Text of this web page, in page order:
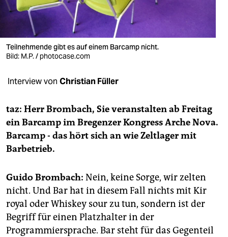
verlag
veranstaltungen
fragen & hilfe
unterstützen
abo
genossenschaft
Teilnehmende gibt es auf einem Barcamp nicht.
Bild: M.P. / photocase.com
Interview von Christian Füller
taz: Herr Brombach, Sie veranstalten ab Freitag
ein Barcamp im Bregenzer Kongress Arche Nova.
Barcamp - das hört sich an wie Zeltlager mit
Barbetrieb.
Guido Brombach: Nein, keine Sorge, wir zelten
nicht. Und Bar hat in diesem Fall nichts mit Kir
royal oder Whiskey sour zu tun, sondern ist der
Begriff für einen Platzhalter in der
Programmiersprache. Bar steht für das Gegenteil